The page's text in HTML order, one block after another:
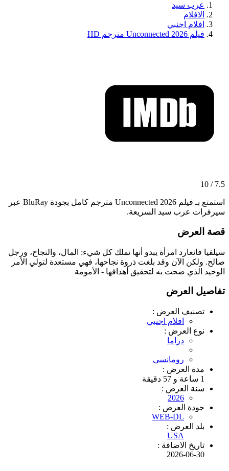
عرب سيد
الافلام
افلام اجنبي
فيلم Unconnected 2026 مترجم HD
7.5 / 10
استمتع بـ فيلم Unconnected 2026 مترجم كامل بجودة BluRay عبر
سيرفرات عرب سيد السريعة.
قصة العرض
سيلفيا فانغارد امرأة يبدو أنها تملك كل شيء: المال، والنجاح، ورجل
صالح. ولكن الآن وقد بلغت ذروة نجاحها، فهي مستعدة لتولي الأمر
الوحيد الذي ضحت به لتحقيق أهدافها - الأمومة
تفاصيل العرض
تصنيف العرض :
افلام اجنبي
نوع العرض :
دراما
رومانسي
مدة العرض :
1 ساعة و 57 دقيقة
سنة العرض :
2026
جودة العرض :
WEB-DL
بلد العرض :
USA
تاريخ الاضافة :
2026-06-30